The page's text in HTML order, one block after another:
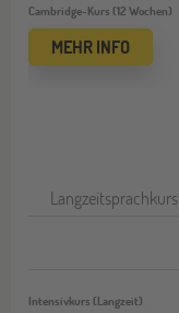
Cambridge-Kurs (12 Wochen)
MEHR INFO
Langzeitsprachkurs
Intensivkurs (Langzeit)